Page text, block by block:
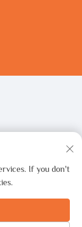
Co., Ltd.
If you don't